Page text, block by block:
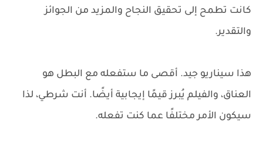
كانت تطمح إلى تحقيق النجاح والمزيد من الجوائز
والتقدير.
هذا سيناريو جيد. أقصى ما ستفعله مع البطل هو
العناق، والفيلم يُبرز قيمًا إيجابية أيضًا. أنت شرطي، لذا
سيكون الأمر مختلفًا عما كنت تفعله.